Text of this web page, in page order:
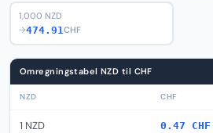
1,000 NZD
→474.91CHF
Omregningstabel NZD til CHF
NZD CHF
1 NZD 0.47 CHF